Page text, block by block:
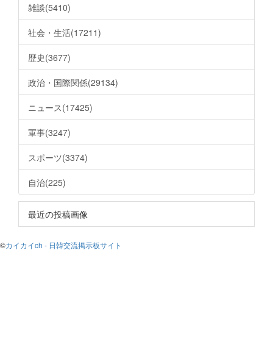
雑談(5410)
社会・生活(17211)
歴史(3677)
政治・国際関係(29134)
ニュース(17425)
軍事(3247)
スポーツ(3374)
自治(225)
最近の投稿画像
©カイカイch - 日韓交流掲示板サイト